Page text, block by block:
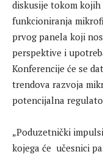
diskusije tokom
funkcioniranja
prvog panela koji
perspektive i
Konferencije će se
trendova razvoja
potencijalna
„Poduzetnički
kojega će učesnici